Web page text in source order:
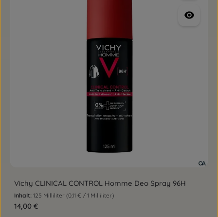
Vichy CLINICAL CONTROL Homme Deo Spray 96H
Inhalt: 125 Milliliter (0,11 € / 1 Milliliter)
Regulärer Preis:
14,00 €